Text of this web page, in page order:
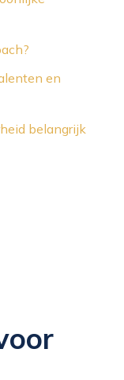
en
belangrijk